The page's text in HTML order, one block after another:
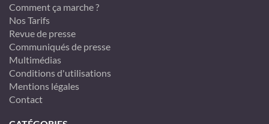
Comment ça marche ?
Nos Tarifs
Revue de presse
Communiqués de presse
Multimédias
Conditions d'utilisations
Mentions légales
Contact